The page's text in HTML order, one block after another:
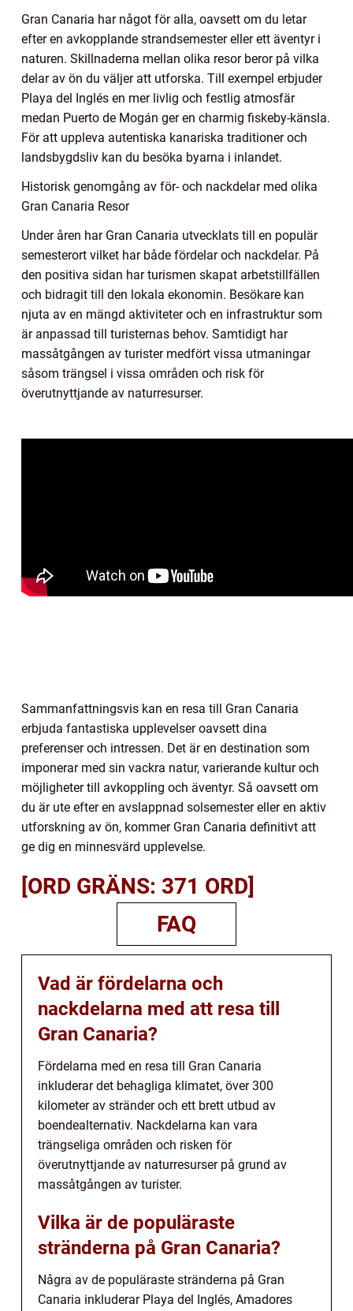
Gran Canaria har något för alla, oavsett om du letar
efter en avkopplande strandsemester eller ett äventyr i
naturen. Skillnaderna mellan olika resor beror på vilka
delar av ön du väljer att utforska. Till exempel erbjuder
Playa del Inglés en mer livlig och festlig atmosfär
medan Puerto de Mogán ger en charmig fiskeby-känsla.
För att uppleva autentiska kanariska traditioner och
landsbygdsliv kan du besöka byarna i inlandet.
Historisk genomgång av för- och nackdelar med olika
Gran Canaria Resor
Under åren har Gran Canaria utvecklats till en populär
semesterort vilket har både fördelar och nackdelar. På
den positiva sidan har turismen skapat arbetstillfällen
och bidragit till den lokala ekonomin. Besökare kan
njuta av en mängd aktiviteter och en infrastruktur som
är anpassad till turisternas behov. Samtidigt har
massåtgången av turister medfört vissa utmaningar
såsom trängsel i vissa områden och risk för
överutnyttjande av naturresurser.
Sammanfattningsvis kan en resa till Gran Canaria
erbjuda fantastiska upplevelser oavsett dina
preferenser och intressen. Det är en destination som
imponerar med sin vackra natur, varierande kultur och
möjligheter till avkoppling och äventyr. Så oavsett om
du är ute efter en avslappnad solsemester eller en aktiv
utforskning av ön, kommer Gran Canaria definitivt att
ge dig en minnesvärd upplevelse.
[ORD GRÄNS: 371 ORD]
FAQ
Vad är fördelarna och
nackdelarna med att resa till
Gran Canaria?
Fördelarna med en resa till Gran Canaria
inkluderar det behagliga klimatet, över 300
kilometer av stränder och ett brett utbud av
boendealternativ. Nackdelarna kan vara
trängseliga områden och risken för
överutnyttjande av naturresurser på grund av
massåtgången av turister.
Vilka är de populäraste
stränderna på Gran Canaria?
Några av de populäraste stränderna på Gran
Canaria inkluderar Playa del Inglés, Amadores